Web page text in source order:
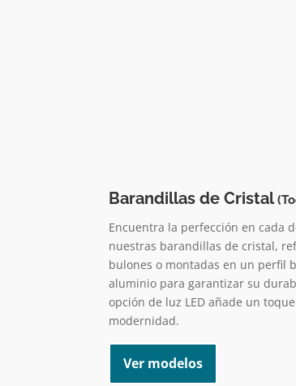
Barandillas de Cristal
Encuentra la perfección en cada
nuestras barandillas de cristal,
bulones o montadas en un perfil
aluminio para garantizar su
opción de luz LED añade un
modernidad.
Ver modelos